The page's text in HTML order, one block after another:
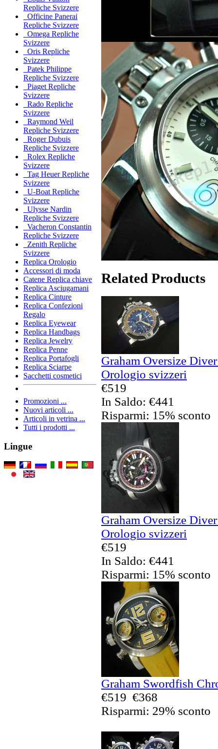
Repliche Svizzere
Officine Panerai
Repliche Svizzere
Omega Repliche
Svizzere
Oris Repliche
Svizzere
Patek Philippe
Repliche Svizzere
Piaget Repliche
Svizzere
Rado Repliche
Svizzere
Raymond Weil
Repliche Svizzere
Roger Dubuis
Repliche Svizzere
Rolex Repliche
Svizzere
Tag Heuer Repliche
Svizzere
U-Boat Repliche
Svizzere
Ulysse Nardin
Repliche Svizzere
Vacheron Constantin
Repliche Svizzere
Zenith Repliche
Svizzere
Replica Orologio
Accessori di moda
Catene Replica chiave
Replica Asciugamani
Replica Cinture
Replica Confezioni
Regalo
Replica Eyewear
Replica Handbags
Replica Jewelry
Replica Penne
Replica Portafogli
Replica Sciarpe
Sacchetti cosmetici
Promozioni ...
Nuovi articoli ...
Articoli in vetrina ...
Tutti i prodotti ...
Lingue
Related Products
Graham Oversize
Orologio svizzeri
€519
In Saldo: €441
Risparmi: 15% sconto
Graham Oversize
Orologio svizzeri
€519
In Saldo: €441
Risparmi: 15% sconto
Graham Swordfish
€519 €368
Risparmi: 29% sconto